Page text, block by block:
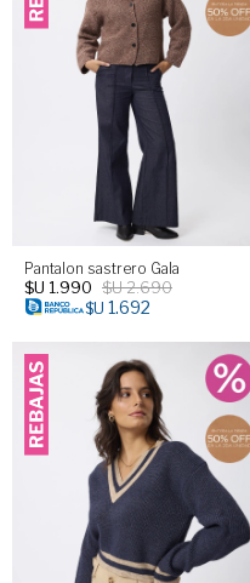
Pantalon sastrero Gala
$U 1.990 $U2.690
$U 1.692